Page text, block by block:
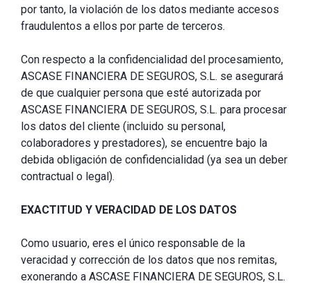
por tanto, la violación de los datos mediante accesos
fraudulentos a ellos por parte de terceros.
Con respecto a la confidencialidad del procesamiento,
ASCASE FINANCIERA DE SEGUROS, S.L. se asegurará
de que cualquier persona que esté autorizada por
ASCASE FINANCIERA DE SEGUROS, S.L. para procesar
los datos del cliente (incluido su personal,
colaboradores y prestadores), se encuentre bajo la
debida obligación de confidencialidad (ya sea un deber
contractual o legal).
EXACTITUD Y VERACIDAD DE LOS DATOS
Como usuario, eres el único responsable de la
veracidad y corrección de los datos que nos remitas,
exonerando a ASCASE FINANCIERA DE SEGUROS, S.L.